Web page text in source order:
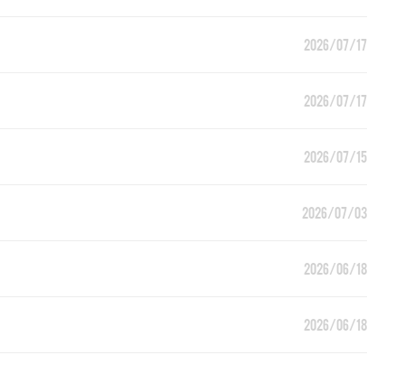
2026/07/17
2026/07/17
2026/07/15
2026/07/03
2026/06/18
2026/06/18